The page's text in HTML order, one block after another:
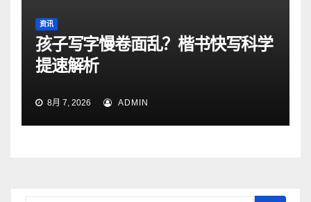
资讯
孩子写字慢卷面乱？楷书快写科学
提速解析
8月 7, 2026 ADMIN